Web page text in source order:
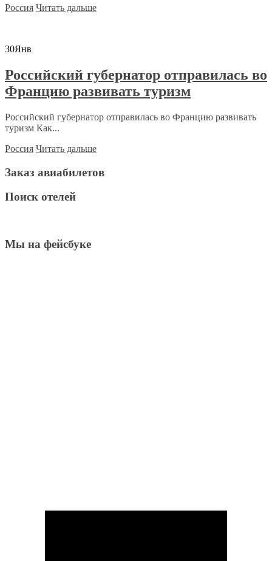
Россия Читать дальше
30Янв
Российский губернатор отправилась во
Францию развивать туризм
Российский губернатор отправилась во Францию развивать
туризм Как...
Россия Читать дальше
Заказ авиабилетов
Поиск отелей
Мы на фейсбуке